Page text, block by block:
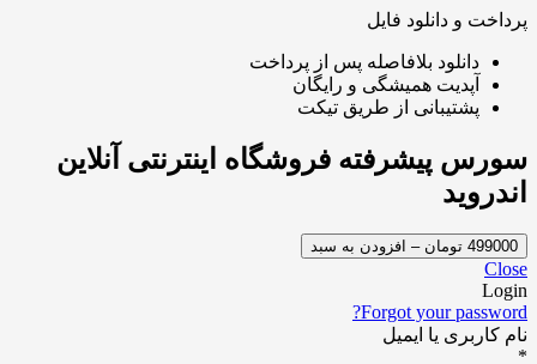
دانلود فایل
بلافاصله پس از پرداخت
همیشگی و رایگان
از طریق تیکت
پیشرفته فروشگاه اینترنتی آنلاین
Forgot your
یا ایمیل